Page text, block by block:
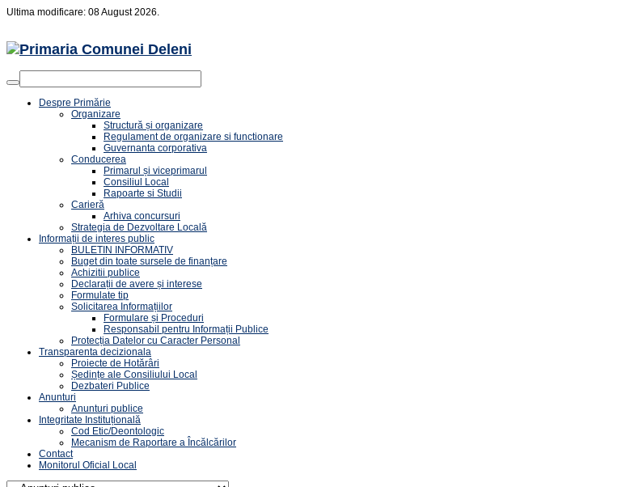
Ultima modificare: 08 August 2026.
Despre Primărie
Organizare
Structură și organizare
Regulament de organizare si functionare
Guvernanta corporativa
Conducerea
Primarul și viceprimarul
Consiliul Local
Rapoarte si Studii
Carieră
Arhiva concursuri
Strategia de Dezvoltare Locală
Informații de interes public
BULETIN INFORMATIV
Buget din toate sursele de finanțare
Achizitii publice
Declarații de avere și interese
Formulate tip
Solicitarea Informațiilor
Formulare și Proceduri
Responsabil pentru Informații Publice
Protecția Datelor cu Caracter Personal
Transparenta decizionala
Proiecte de Hotărâri
Ședințe ale Consiliului Local
Dezbateri Publice
Anunturi
Anunturi publice
Integritate Instituțională
Cod Etic/Deontologic
Mecanism de Raportare a Încălcărilor
Contact
Monitorul Oficial Local